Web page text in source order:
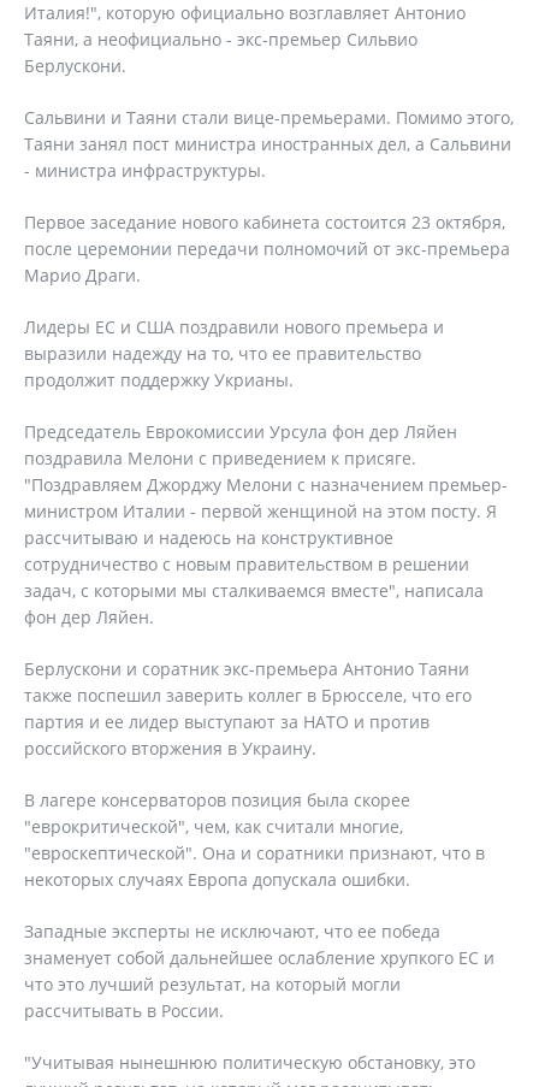
Италия!", которую официально возглавляет Антонио
Таяни, а неофициально - экс-премьер Сильвио
Берлускони.
Сальвини и Таяни стали вице-премьерами. Помимо этого,
Таяни занял пост министра иностранных дел, а Сальвини
- министра инфраструктуры.
Первое заседание нового кабинета состоится 23 октября,
после церемонии передачи полномочий от экс-премьера
Марио Драги.
Лидеры ЕС и США поздравили нового премьера и
выразили надежду на то, что ее правительство
продолжит поддержку Укрианы.
Председатель Еврокомиссии Урсула фон дер Ляйен
поздравила Мелони с приведением к присяге.
"Поздравляем Джорджу Мелони с назначением премьер-
министром Италии - первой женщиной на этом посту. Я
рассчитываю и надеюсь на конструктивное
сотрудничество с новым правительством в решении
задач, с которыми мы сталкиваемся вместе", написала
фон дер Ляйен.
Берлускони и соратник экс-премьера Антонио Таяни
также поспешил заверить коллег в Брюсселе, что его
партия и ее лидер выступают за НАТО и против
российского вторжения в Украину.
В лагере консерваторов позиция была скорее
"еврокритической", чем, как считали многие,
"евроскептической". Она и соратники признают, что в
некоторых случаях Европа допускала ошибки.
Западные эксперты не исключают, что ее победа
знаменует собой дальнейшее ослабление хрупкого ЕС и
что это лучший результат, на который могли
рассчитывать в России.
"Учитывая нынешнюю политическую обстановку, это